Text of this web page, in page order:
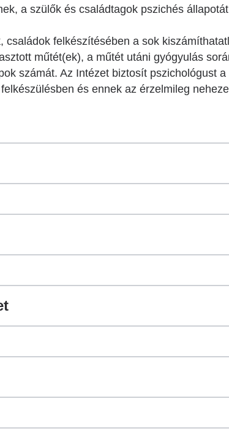
a szülők és családtagok pszichés
családok felkészítésében a sok
műtét(ek), a műtét utáni gyógyulás
számát. Az Intézet biztosít pszichológust
és ennek az érzelmileg